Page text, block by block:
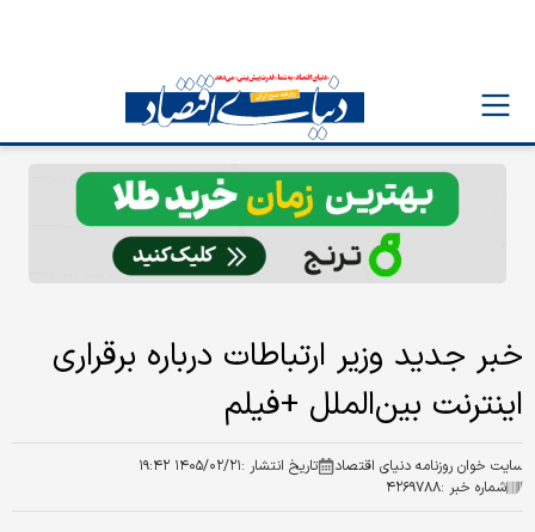
خبر جدید وزیر ارتباطات درباره برقراری
اینترنت بین‌الملل +فیلم
سایت خوان روزنامه دنیای اقتصاد تاریخ انتشار :۱۴۰۵/۰۲/۲۱ ۱۹:۴۲
شماره خبر :۴۲۶۹۷۸۸